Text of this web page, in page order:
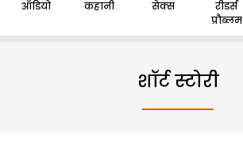
ऑडियो कहानी सेक्स
रीडर्स
प्रौब्लम
शॉर्ट स्टोरी